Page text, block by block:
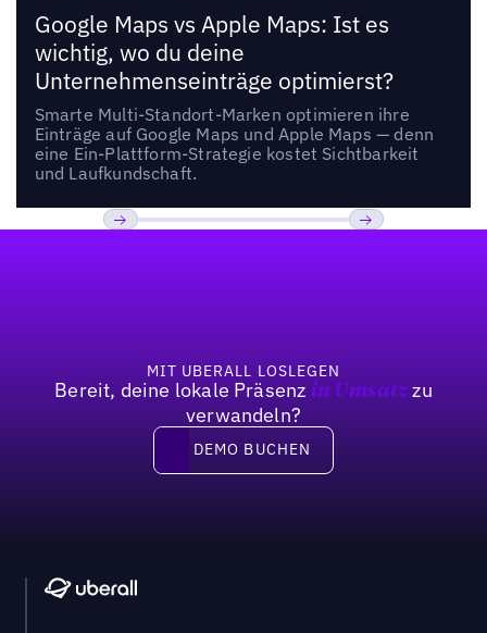
Google Maps vs Apple Maps: Ist es
wichtig, wo du deine
Unternehmenseinträge optimierst?
Smarte Multi-Standort-Marken optimieren ihre
Einträge auf Google Maps und Apple Maps — denn
eine Ein-Plattform-Strategie kostet Sichtbarkeit
und Laufkundschaft.
MIT UBERALL LOSLEGEN
Bereit, deine lokale Präsenz in Umsatzzu
verwandeln?
DEMO BUCHEN
DEMO BUCHEN